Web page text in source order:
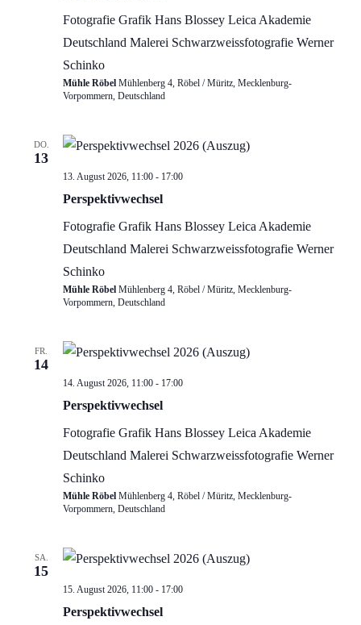
Fotografie Grafik Hans Blossey Leica Akademie
Deutschland Malerei Schwarzweissfotografie Werner
Schinko
Mühle Röbel Mühlenberg 4, Röbel / Müritz, Mecklenburg-
Vorpommern, Deutschland
DO.
13
13. August 2026, 11:00 - 17:00
Perspektivwechsel
Fotografie Grafik Hans Blossey Leica Akademie
Deutschland Malerei Schwarzweissfotografie Werner
Schinko
Mühle Röbel Mühlenberg 4, Röbel / Müritz, Mecklenburg-
Vorpommern, Deutschland
FR.
14
14. August 2026, 11:00 - 17:00
Perspektivwechsel
Fotografie Grafik Hans Blossey Leica Akademie
Deutschland Malerei Schwarzweissfotografie Werner
Schinko
Mühle Röbel Mühlenberg 4, Röbel / Müritz, Mecklenburg-
Vorpommern, Deutschland
SA.
15
15. August 2026, 11:00 - 17:00
Perspektivwechsel